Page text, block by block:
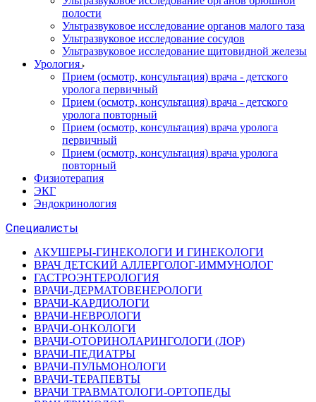
полости
Ультразвуковое исследование органов малого таза
Ультразвуковое исследование сосудов
Ультразвуковое исследование щитовидной железы
Урология
Прием (осмотр, консультация) врача - детского
уролога первичный
Прием (осмотр, консультация) врача - детского
уролога повторный
Прием (осмотр, консультация) врача уролога
первичный
Прием (осмотр, консультация) врача уролога
повторный
Физиотерапия
ЭКГ
Эндокринология
Специалисты
АКУШЕРЫ-ГИНЕКОЛОГИ И ГИНЕКОЛОГИ
ВРАЧ ДЕТСКИЙ АЛЛЕРГОЛОГ-ИММУНОЛОГ
ГАСТРОЭНТЕРОЛОГИЯ
ВРАЧИ-ДЕРМАТОВЕНЕРОЛОГИ
ВРАЧИ-КАРДИОЛОГИ
ВРАЧИ-НЕВРОЛОГИ
ВРАЧИ-ОНКОЛОГИ
ВРАЧИ-ОТОРИНОЛАРИНГОЛОГИ (ЛОР)
ВРАЧИ-ПЕДИАТРЫ
ВРАЧИ-ПУЛЬМОНОЛОГИ
ВРАЧИ-ТЕРАПЕВТЫ
ВРАЧИ ТРАВМАТОЛОГИ-ОРТОПЕДЫ